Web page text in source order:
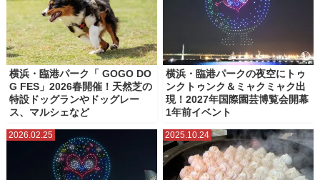
横浜・臨港パーク「 GOGO DO
G FES」2026春開催！天然芝の
特設ドッグランやドッグレー
ス、マルシェなど
横浜・臨港パークの夜空にトゥ
ンクトゥンク＆ミャクミャク出
現！2027年国際園芸博覧会開幕
1年前イベント
2026.02.25 2025.10.24